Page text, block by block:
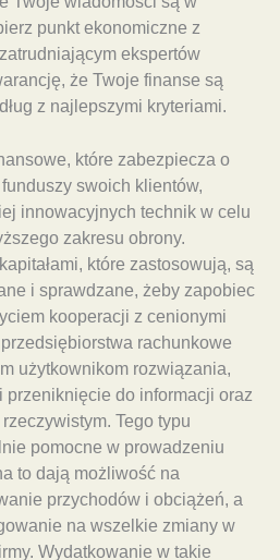
punkt ekonomiczne z
ekspertów
że Twoje finanse są
z najlepszymi kryteriami.
które zabezpiecza o
swoich klientów,
innowacyjnych technik w celu
zakresu obrony.
które zastosowują, są
i sprawdzane, żeby zapobiec
kooperacji z cenionymi
rachunkowe
użytkownikom rozwiązania,
przeniknięcie do informacji oraz
Tego typu
pomocne w prowadzeniu
to dają możliwość na
przychodów i obciążeń, a
na wszelkie zmiany w
Wydatkowanie w takie